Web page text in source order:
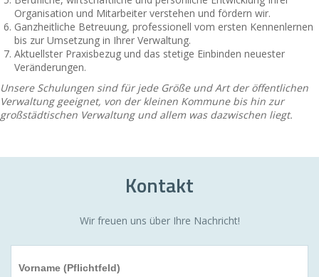
Organisation und Mitarbeiter verstehen und fördern wir.
Ganzheitliche Betreuung, professionell vom ersten Kennenlernen
bis zur Umsetzung in Ihrer Verwaltung.
Aktuellster Praxisbezug und das stetige Einbinden neuester
Veränderungen.
Unsere Schulungen sind für jede Größe und Art der öffentlichen
Verwaltung geeignet, von der kleinen Kommune bis hin zur
großstädtischen Verwaltung und allem was dazwischen liegt.
Kontakt
Wir freuen uns über Ihre Nachricht!